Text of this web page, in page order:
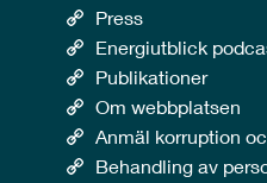
Press
Energiutblick
Publikationer
Om webbplatsen
Anmäl korruption
Behandling av